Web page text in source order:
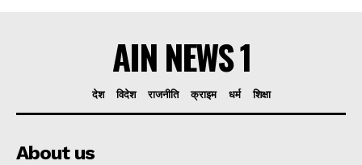
AIN NEWS 1
देश विदेश राजनीति क्राइम धर्म शिक्षा
About us